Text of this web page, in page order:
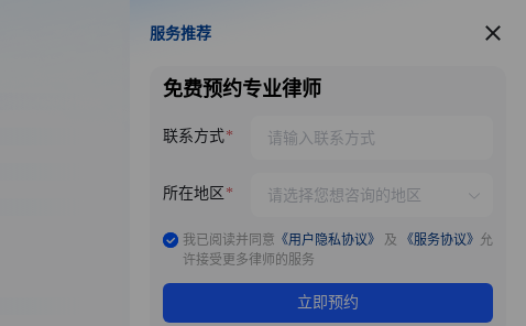
服务推荐
服务推荐
免费预约专业律师
联系方式
所在地区
我已阅读并同意 《用户隐私协议》 及 《服务协议》 允
许接受更多律师的服务
立即预约